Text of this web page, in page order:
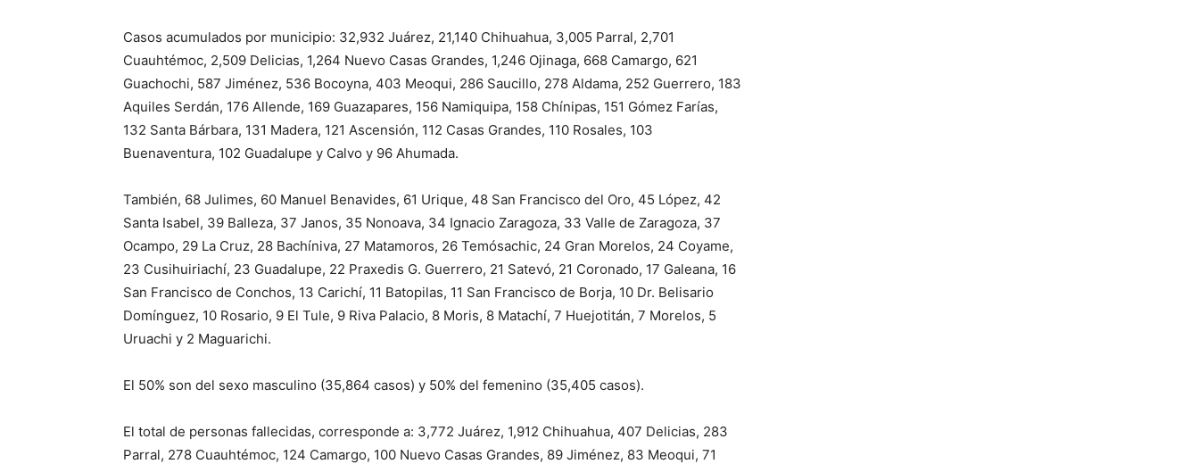
Casos acumulados por municipio: 32,932 Juárez, 21,140 Chihuahua, 3,005 Parral, 2,701
Cuauhtémoc, 2,509 Delicias, 1,264 Nuevo Casas Grandes, 1,246 Ojinaga, 668 Camargo, 621
Guachochi, 587 Jiménez, 536 Bocoyna, 403 Meoqui, 286 Saucillo, 278 Aldama, 252 Guerrero, 183
Aquiles Serdán, 176 Allende, 169 Guazapares, 156 Namiquipa, 158 Chínipas, 151 Gómez Farías,
132 Santa Bárbara, 131 Madera, 121 Ascensión, 112 Casas Grandes, 110 Rosales, 103
Buenaventura, 102 Guadalupe y Calvo y 96 Ahumada.
También, 68 Julimes, 60 Manuel Benavides, 61 Urique, 48 San Francisco del Oro, 45 López, 42
Santa Isabel, 39 Balleza, 37 Janos, 35 Nonoava, 34 Ignacio Zaragoza, 33 Valle de Zaragoza, 37
Ocampo, 29 La Cruz, 28 Bachíniva, 27 Matamoros, 26 Temósachic, 24 Gran Morelos, 24 Coyame,
23 Cusihuiriachí, 23 Guadalupe, 22 Praxedis G. Guerrero, 21 Satevó, 21 Coronado, 17 Galeana, 16
San Francisco de Conchos, 13 Carichí, 11 Batopilas, 11 San Francisco de Borja, 10 Dr. Belisario
Domínguez, 10 Rosario, 9 El Tule, 9 Riva Palacio, 8 Moris, 8 Matachí, 7 Huejotitán, 7 Morelos, 5
Uruachi y 2 Maguarichi.
El 50% son del sexo masculino (35,864 casos) y 50% del femenino (35,405 casos).
El total de personas fallecidas, corresponde a: 3,772 Juárez, 1,912 Chihuahua, 407 Delicias, 283
Parral, 278 Cuauhtémoc, 124 Camargo, 100 Nuevo Casas Grandes, 89 Jiménez, 83 Meoqui, 71